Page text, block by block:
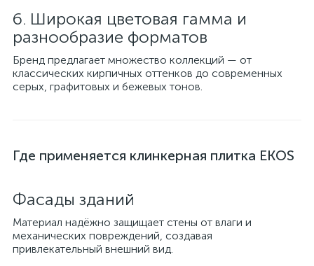
6. Широкая цветовая гамма и
разнообразие форматов
Бренд предлагает множество коллекций — от
классических кирпичных оттенков до современных
серых, графитовых и бежевых тонов.
Где применяется клинкерная плитка EKOS
Фасады зданий
Материал надёжно защищает стены от влаги и
механических повреждений, создавая
привлекательный внешний вид.